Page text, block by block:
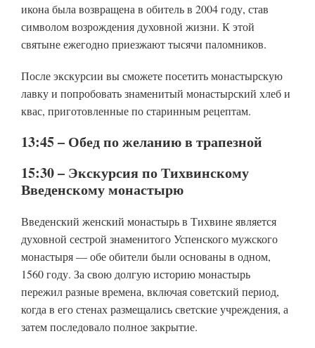
икона была возвращена в обитель в 2004 году, став
символом возрождения духовной жизни. К этой
святыне ежегодно приезжают тысячи паломников.
После экскурсии вы сможете посетить монастырскую
лавку и попробовать знаменитый монастырский хлеб и
квас, приготовленные по старинным рецептам.
13:45 – Обед по желанию в трапезной
15:30 – Экскурсия по Тихвинскому
Введенскому монастырю
Введенский женский монастырь в Тихвине является
духовной сестрой знаменитого Успенского мужского
монастыря — обе обители были основаны в одном,
1560 году. За свою долгую историю монастырь
пережил разные времена, включая советский период,
когда в его стенах размещались светские учреждения, а
затем последовало полное закрытие.